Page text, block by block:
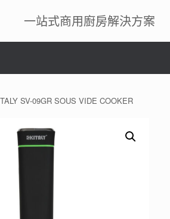
一站式商用廚房解決方案
SV-09GR SOUS VIDE COOKER